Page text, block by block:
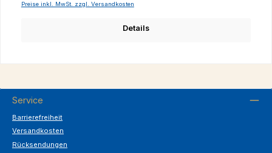
Preise inkl. MwSt. zzgl. Versandkosten
Details
Service
Barrierefreiheit
Versandkosten
Rücksendungen